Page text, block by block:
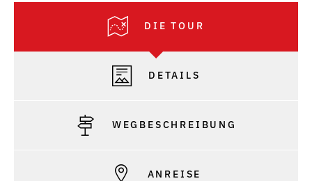
DIE TOUR
DETAILS
WEGBESCHREIBUNG
ANREISE